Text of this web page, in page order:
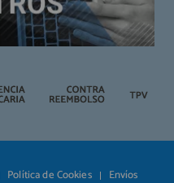
Política de Cookies Envíos